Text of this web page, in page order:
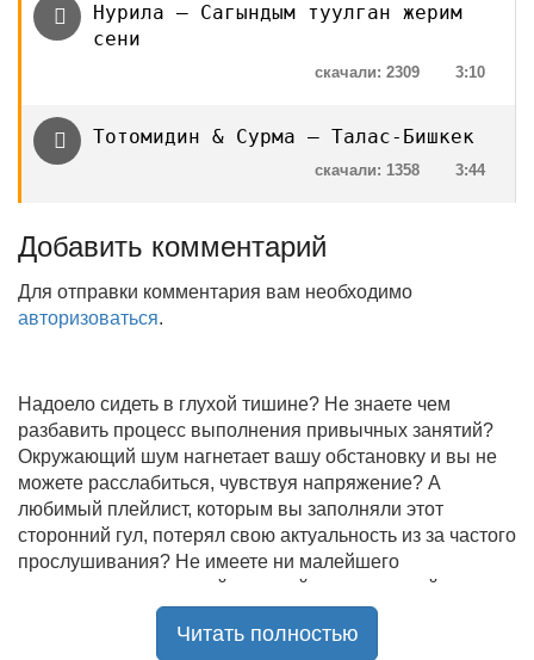
Нурила — Сагындым туулган жерим
сени
3:10
скачали: 2309
Тотомидин & Сурма — Талас-Бишкек
3:44
скачали: 1358
Добавить комментарий
Для отправки комментария вам необходимо
авторизоваться.
Надоело сидеть в глухой тишине? Не знаете чем
разбавить процесс выполнения привычных занятий?
Окружающий шум нагнетает вашу обстановку и вы не
можете расслабиться, чувствуя напряжение? А
любимый плейлист, которым вы заполняли этот
сторонний гул, потерял свою актуальность из за частого
прослушивания? Не имеете ни малейшего
представления, где найти новый качественный контент
на замену старому? В таком случае вы обратились по
Читать полностью